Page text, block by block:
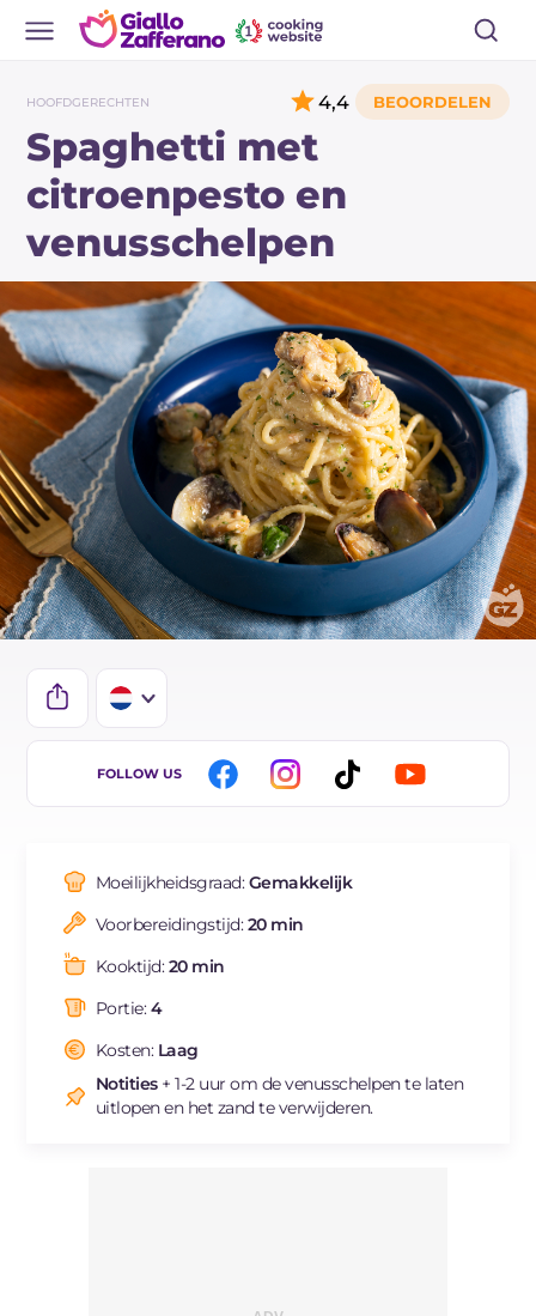
HOOFDGERECHTEN
Spaghetti met
citroenpesto en
venusschelpen
4,4
IT
DE
ES
BR
FOLLOW US
Moeilijkheidsgraad:Gemakkelijk
Voorbereidingstijd:20 min
Kooktijd:20 min
Portie:4
Kosten: Laag
Notities+ 1-2 uur om de venusschelpen te laten
uitlopen en het zand te verwijderen.